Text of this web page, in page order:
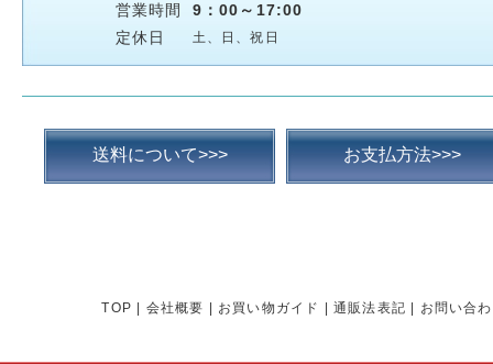
営業時間
9：00～17:00
定休日
土、日、祝日
送料について>>> お支払方法>>>
TOP 会社概要 お買い物ガイド 通販法表記 お問い合